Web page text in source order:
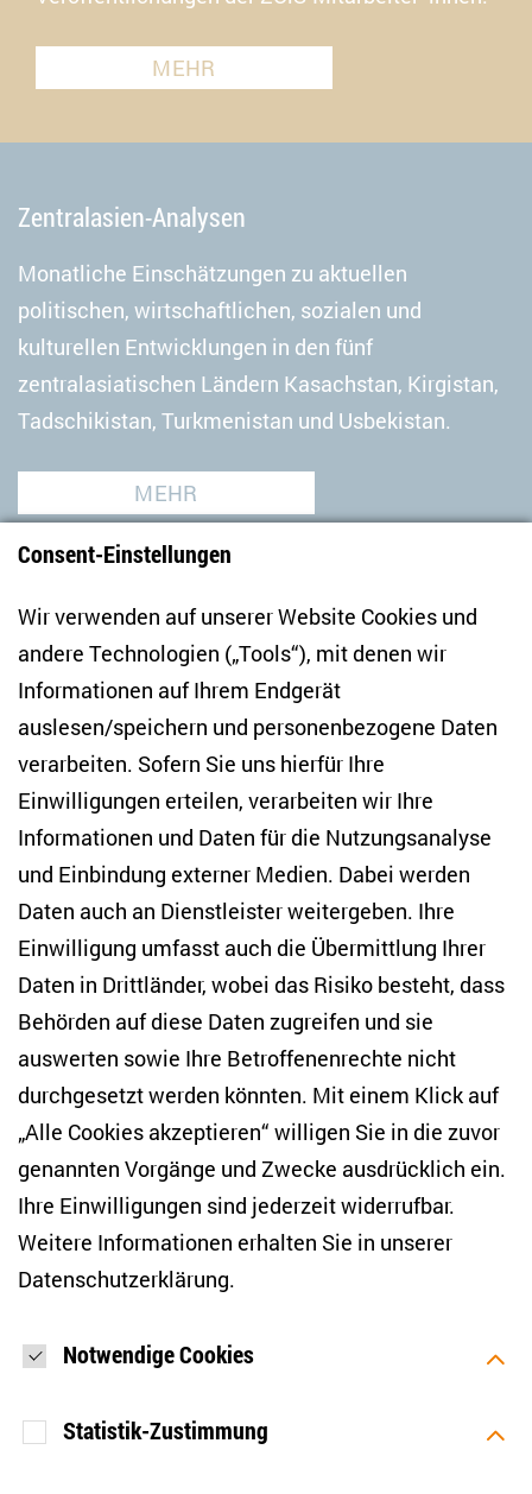
MEHR
Zentralasien-Analysen
Monatliche Einschätzungen zu aktuellen
politischen, wirtschaftlichen, sozialen und
kulturellen Entwicklungen in den fünf
zentralasiatischen Ländern Kasachstan, Kirgistan,
Tadschikistan, Turkmenistan und Usbekistan.
MEHR
Zentrum für Osteuropa- und internationale
Studien
Anton-Wilhelm-Amo-Str. 60
10117 Berlin
Tel. +49 (30) 2005949-17
info(at)zois-berlin(dot)de
NEWSLETTER
E-Mail-Adresse eingeben*
Ich möchte regelmäßig über aktuelle Themen,
werden. Ich bin zudem damit einverstanden, dass meine
Interaktionen mit den Newslettern gemessen werden (z. B.
Öffnung der E-Mail, angeklickte Links), sodass das ZOiS den
Newsletter optimieren und weiterhin möglichst relevante
mit Wirkung für die Zukunft widerrufen (Abmeldelink in jeder
von HTML-Inhalten in Ihrem E-Mail-Programm
standardmäßig deaktivieren. Weitere Hinweise zum
Consent-Einstellungen
Wir verwenden auf unserer Website Cookies und
andere Technologien („Tools“), mit denen wir
Informationen auf Ihrem Endgerät
auslesen/speichern und personenbezogene Daten
verarbeiten. Sofern Sie uns hierfür Ihre
Einwilligungen erteilen, verarbeiten wir Ihre
Informationen und Daten für die Nutzungsanalyse
und Einbindung externer Medien. Dabei werden
Daten auch an Dienstleister weitergeben. Ihre
Einwilligung umfasst auch die Übermittlung Ihrer
Daten in Drittländer, wobei das Risiko besteht, dass
Behörden auf diese Daten zugreifen und sie
auswerten sowie Ihre Betroffenenrechte nicht
durchgesetzt werden könnten. Mit einem Klick auf
„Alle Cookies akzeptieren“ willigen Sie in die zuvor
genannten Vorgänge und Zwecke ausdrücklich ein.
Ihre Einwilligungen sind jederzeit widerrufbar.
Weitere Informationen erhalten Sie in unserer
Datenschutzerklärung.
Notwendige Cookies
Statistik-Zustimmung